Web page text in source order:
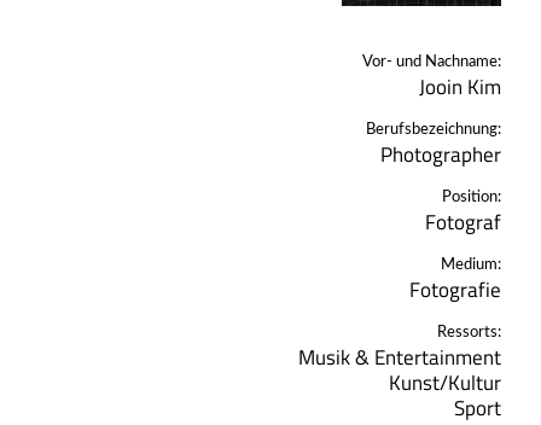
Vor- und Nachname:
Jooin Kim
Berufsbezeichnung:
Photographer
Position:
Fotograf
Medium:
Fotografie
Ressorts:
Musik & Entertainment
Kunst/Kultur
Sport